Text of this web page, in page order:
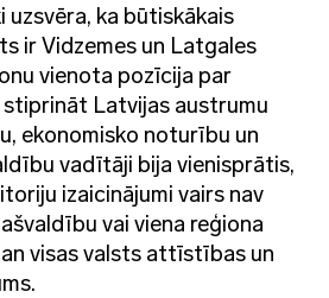
uzsvēra, ka būtiskākais
ir Vidzemes un Latgales
vienota pozīcija par
Latvijas austrumu
ekonomisko noturību un
vadītāji bija vienisprātis,
izaicinājumi vairs nav
vai viena reģiona
visas valsts attīstības un